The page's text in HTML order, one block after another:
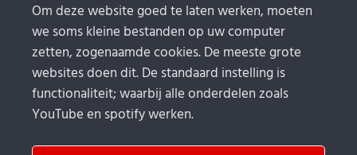
MAIL
Algemeen: info@baroeg.nl
Bands & boeking: leon@baroeg.nl
Promotie & publiciteit: francis@baroeg.nl
Om deze website goed te laten werken, moeten
we soms kleine bestanden op uw computer
zetten, zogenaamde cookies. De meeste grote
websites doen dit. De standaard instelling is
functionaliteit; waarbij alle onderdelen zoals
YouTube en spotify werken.